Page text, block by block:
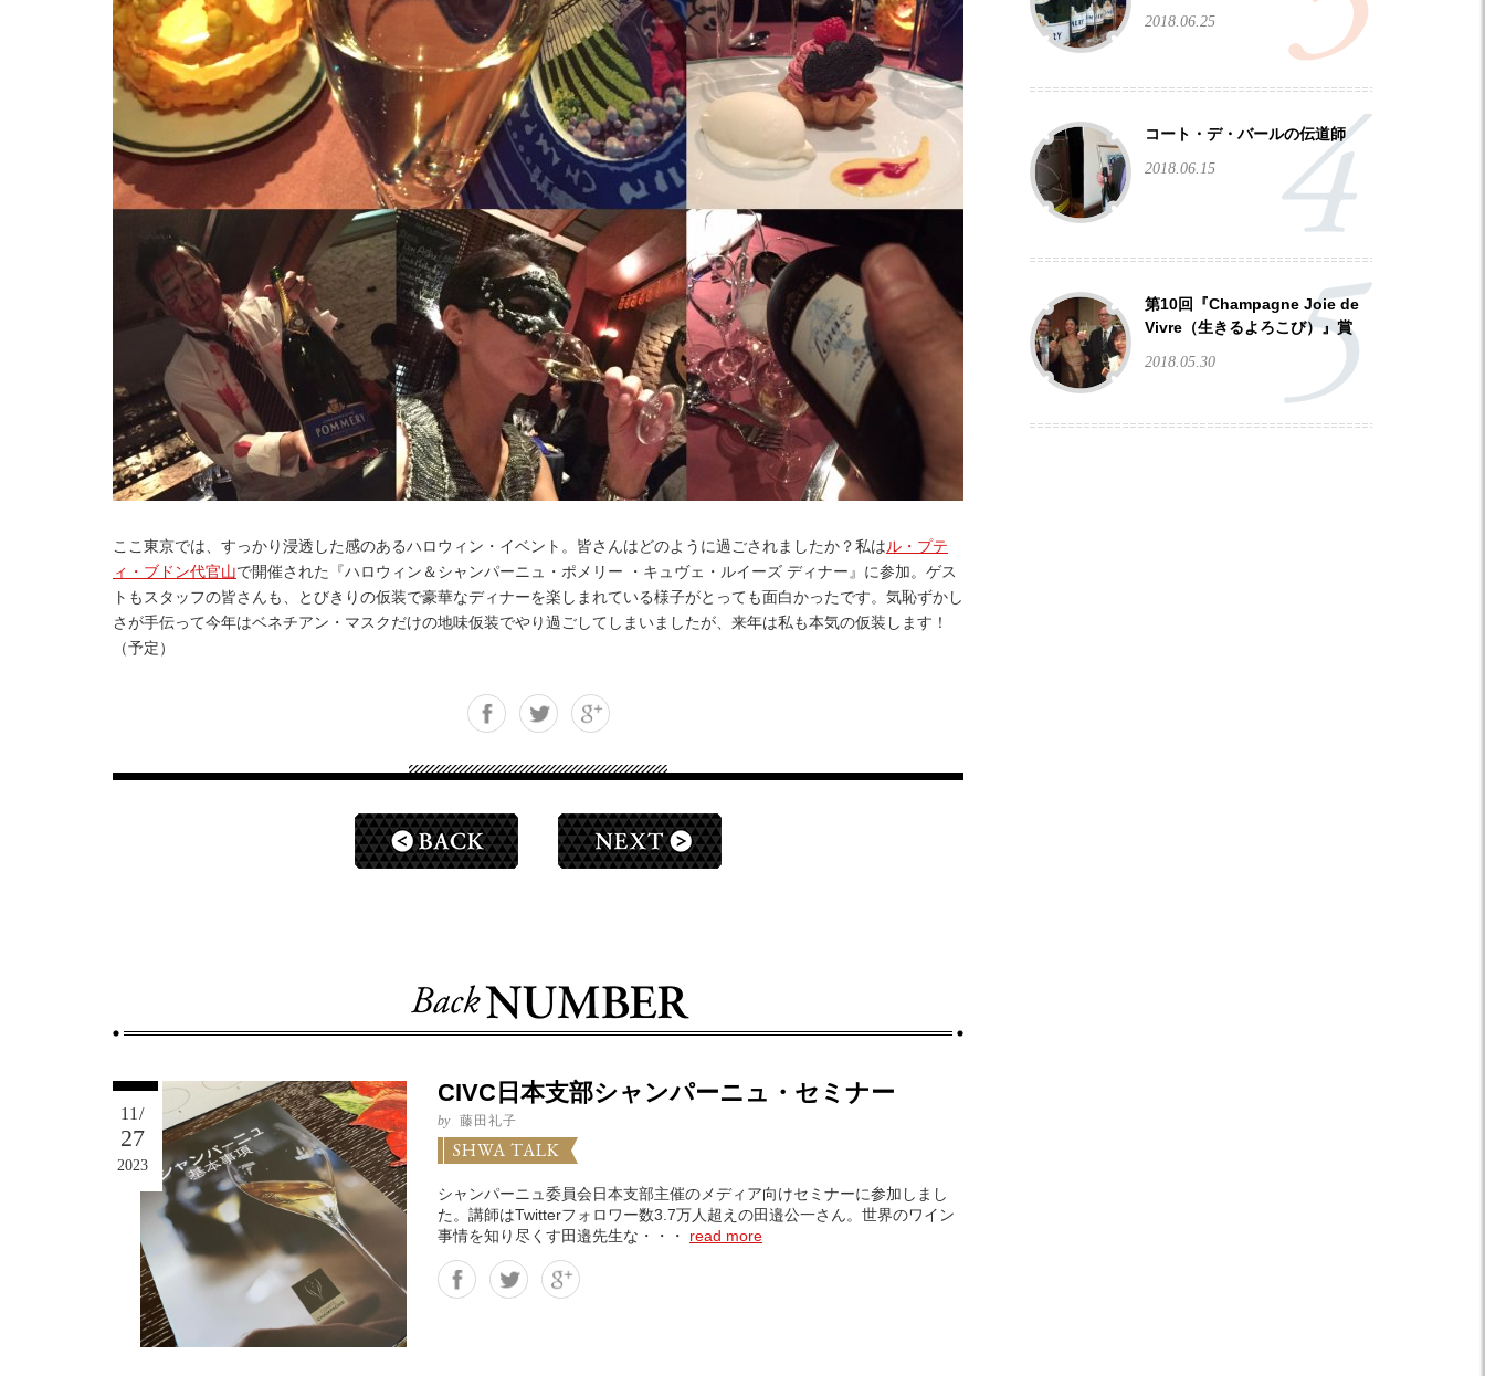
ここ東京では、すっかり浸透した感のあるハロウィン・イベント。皆さんはどのように過ごされましたか？私はル・プテ
ィ・ブドン代官山で開催された『ハロウィン＆シャンパーニュ・ポメリー ・キュヴェ・ルイーズ ディナー』に参加。ゲス
トもスタッフの皆さんも、とびきりの仮装で豪華なディナーを楽しまれている様子がとっても面白かったです。気恥ずかし
さが手伝って今年はベネチアン・マスクだけの地味仮装でやり過ごしてしまいましたが、来年は私も本気の仮装します！
（予定）
11/
27
2023
CIVC日本支部シャンパーニュ・セミナー
by 藤田礼子
SHWA TALK
シャンパーニュ委員会日本支部主催のメディア向けセミナーに参加しまし
た。講師はTwitterフォロワー数3.7万人超えの田邉公一さん。世界のワイン
事情を知り尽くす田邉先生な・・・ read more
FacebookTwitter Google+
2018.06.25
コート・デ・バールの伝道師
2018.06.15
第10回『Champagne Joie de
Vivre（生きるよろこび）』賞
2018.05.30